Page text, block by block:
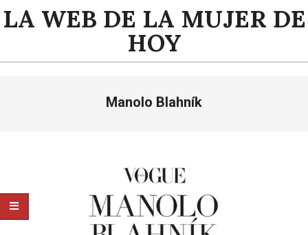
Saltar
alLA WEB DE LA MUJER DE
HOY
Manolo Blahník